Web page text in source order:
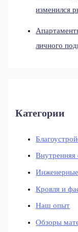
изменился
личного
Категории
Внутренняя
Кровля и
Наш опыт
Обзоры